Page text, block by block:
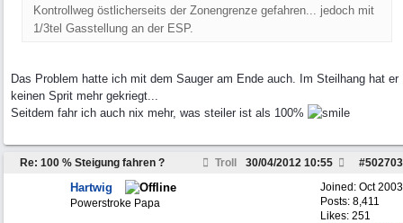
Kontrollweg östlicherseits der Zonengrenze gefahren... jedoch mit
1/3tel Gasstellung an der ESP.
Das Problem hatte ich mit dem Sauger am Ende auch. Im Steilhang hat er
keinen Sprit mehr gekriegt...
Seitdem fahr ich auch nix mehr, was steiler ist als 100%
Re: 100 % Steigung fahren ? Troll #502703
30/04/2012 10:55
Joined: Oct 2003
Posts: 8,411
Likes: 251
Hartwig
Powerstroke Papa